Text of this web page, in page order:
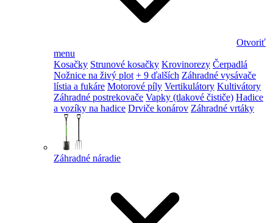
Otvoriť
menu
Kosačky Strunové kosačky Krovinorezy Čerpadlá
Nožnice na živý plot + 9 ďalších Záhradné vysávače
lístia a fukáre Motorové píly Vertikulátory Kultivátory
Záhradné postrekovače Vapky (tlakové čističe) Hadice
a vozíky na hadice Drviče konárov Záhradné vrtáky
Záhradné náradie